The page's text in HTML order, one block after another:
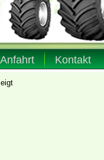
Anfahrt Kontakt